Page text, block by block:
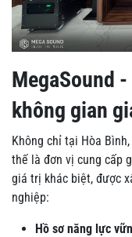
MegaSound
không gian
Không chỉ tại Hòa Bình,
thế là đơn vị cung cấp
giá trị khác biệt, được
nghiệp:
Hồ sơ năng lực